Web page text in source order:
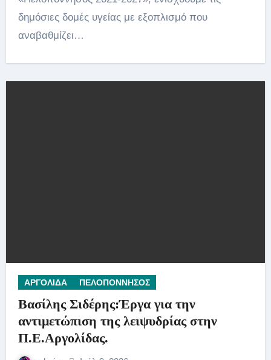
δημόσιες δομές υγείας με εξοπλισμό που
αναβαθμίζει…
ΑΡΓΟΛΙΔΑ ΠΕΛΟΠΟΝΝΗΣΟΣ
Βασίλης Σιδέρης:Έργα για την
αντιμετώπιση της λειψυδρίας στην
Π.Ε.Αργολίδας.